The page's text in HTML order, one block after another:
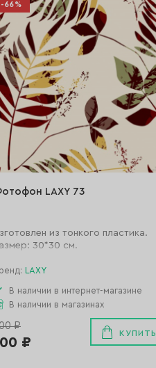
-66%
LAXY 73
из тонкого пластика.
30*30 см.
LAXY
В наличии в интернет-магазине
В наличии в магазинах
₽
₽
КУПИТЬ